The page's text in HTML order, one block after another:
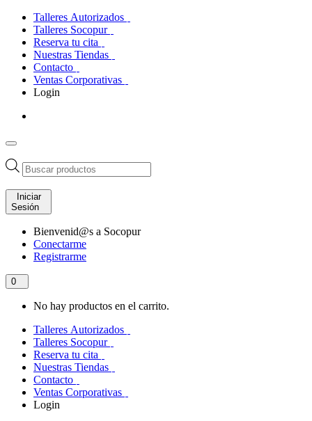
Talleres Autorizados
Talleres Socopur
Reserva tu cita
Nuestras Tiendas
Contacto
Ventas Corporativas
Login
Búsqueda
de
productos
Iniciar
Sesión
Bienvenid@s a Socopur
Conectarme
Registrarme
0
No hay productos en el carrito.
Talleres Autorizados
Talleres Socopur
Reserva tu cita
Nuestras Tiendas
Contacto
Ventas Corporativas
Login